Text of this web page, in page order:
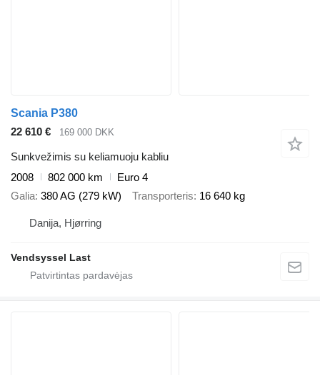
Scania P380
22 610 €
169 000 DKK
Sunkvežimis su keliamuoju kabliu
2008
802 000 km
Euro 4
Galia 380 AG (279 kW) Transporteris 16 640 kg
Danija, Hjørring
Vendsyssel Last